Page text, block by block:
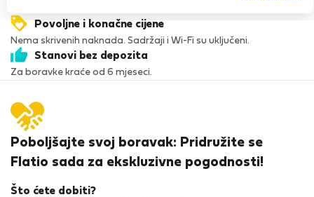
Povoljne i konačne cijene
Nema skrivenih naknada. Sadržaji i Wi-Fi su uključeni.
Stanovi bez depozita
Za boravke kraće od 6 mjeseci.
Poboljšajte svoj boravak: Pridružite se
Flatio sada za ekskluzivne pogodnosti!
Što ćete dobiti?